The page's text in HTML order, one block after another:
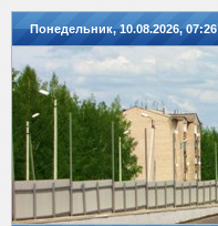
Понедельник, 10.08.2026, 07:26